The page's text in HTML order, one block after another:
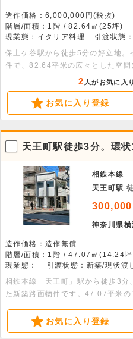
造作価格：6,000,000円(税抜)
階層/面積：1階 / 82.64㎡(25坪)
現業態：イタリア料理
引渡状態
保土ケ谷駅から徒歩5分の好立地。
件で、82.64平米の広々とした空
用を抑えた開業をサポートします
いただけます 。詳細はお気軽にお
2 人がお気に入
お気に入り登録
天王町駅徒歩3分。環
地・新築店舗
相鉄本線
天王町駅
300,000
神奈川県
造作価格：造作無償
階層/面積：1階 / 47.07㎡(14.24
現業態：
引渡状態：新築/現状渡
相鉄本線「天王町」駅から徒歩3
た新築路面物件です。47.07平米
境が整っています。詳細はお気軽
お気に入り登録